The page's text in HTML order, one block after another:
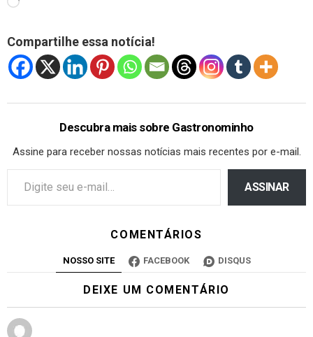
Compartilhe essa notícia!
Descubra mais sobre Gastronominho
Assine para receber nossas notícias mais recentes por e-mail.
ASSINAR
COMENTÁRIOS
NOSSO SITE FACEBOOK DISQUS
DEIXE UM COMENTÁRIO